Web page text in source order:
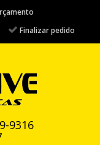
Finalizar pedido
9316